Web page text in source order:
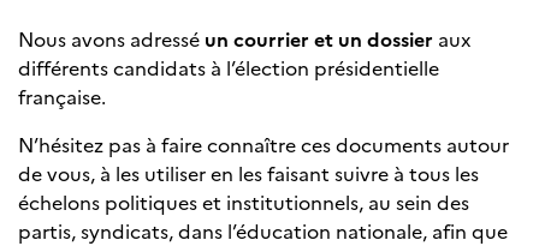
Nous avons adressé un courrier et un dossier aux
différents candidats à l’élection présidentielle
française.
N’hésitez pas à faire connaître ces documents autour
de vous, à les utiliser en les faisant suivre à tous les
échelons politiques et institutionnels, au sein des
partis, syndicats, dans l’éducation nationale, afin que